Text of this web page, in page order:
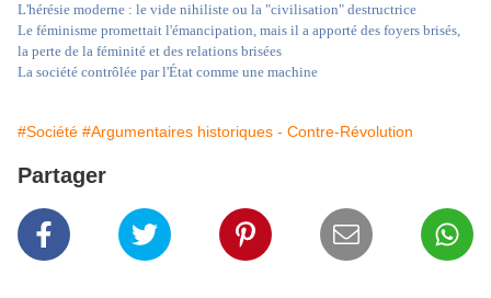
L'hérésie moderne : le vide nihiliste ou la "civilisation" destructrice
Le féminisme promettait l'émancipation, mais il a apporté des foyers brisés,
la perte de la féminité et des relations brisées
La société contrôlée par l'État comme une machine
#Société #Argumentaires historiques - Contre-Révolution
Partager